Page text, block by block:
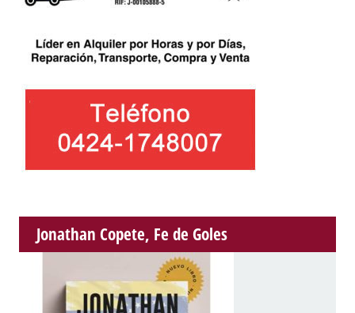
Jonathan Copete, Fe de Goles